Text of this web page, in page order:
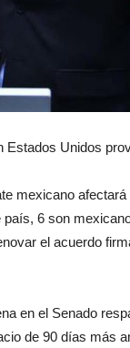
Estados Unidos
mexicano
6 son
el acuerdo
en el Senado
de 90 días más